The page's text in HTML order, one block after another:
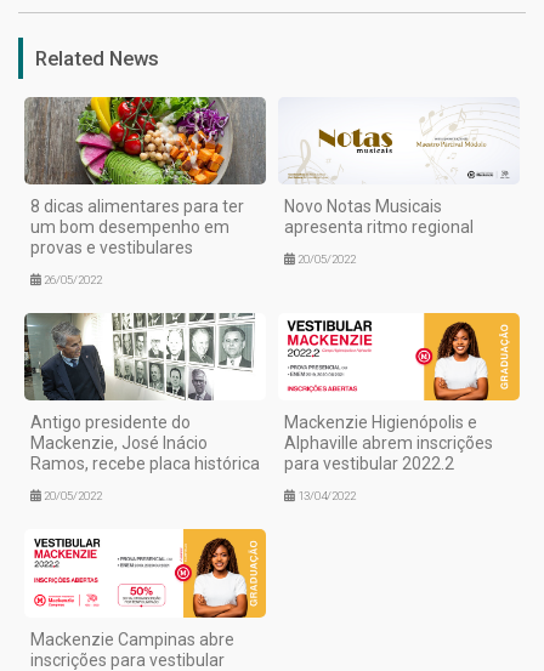
Related News
8 dicas alimentares para ter
um bom desempenho em
provas e vestibulares
26/05/2022
Novo Notas Musicais
apresenta ritmo regional
20/05/2022
Antigo presidente do
Mackenzie, José Inácio
Ramos, recebe placa histórica
20/05/2022
Mackenzie Higienópolis e
Alphaville abrem inscrições
para vestibular 2022.2
13/04/2022
Mackenzie Campinas abre
inscrições para vestibular